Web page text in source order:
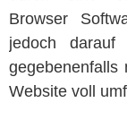
Browser
jedoch
gegebenenfalls
Website voll